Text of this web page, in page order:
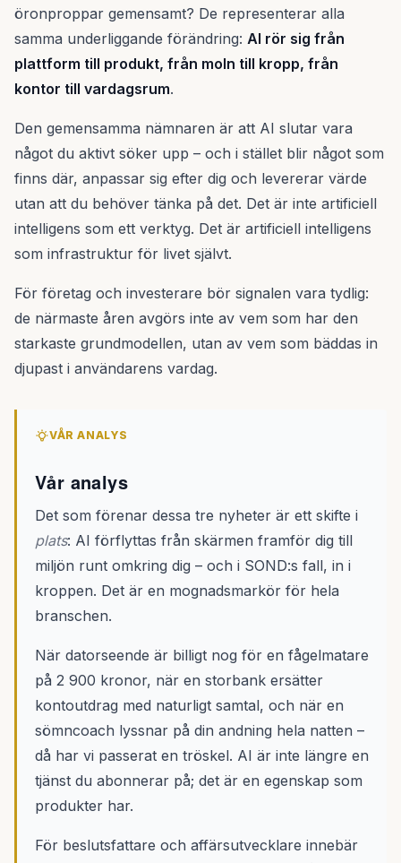
öronproppar gemensamt? De representerar alla
samma underliggande förändring: AI rör sig från
plattform till produkt, från moln till kropp, från
kontor till vardagsrum.
Den gemensamma nämnaren är att AI slutar vara
något du aktivt söker upp – och i stället blir något som
finns där, anpassar sig efter dig och levererar värde
utan att du behöver tänka på det. Det är inte artificiell
intelligens som ett verktyg. Det är artificiell intelligens
som infrastruktur för livet självt.
För företag och investerare bör signalen vara tydlig:
de närmaste åren avgörs inte av vem som har den
starkaste grundmodellen, utan av vem som bäddas in
djupast i användarens vardag.
VÅR ANALYS
Vår analys
Det som förenar dessa tre nyheter är ett skifte i
plats: AI förflyttas från skärmen framför dig till
miljön runt omkring dig – och i SOND:s fall, in i
kroppen. Det är en mognadsmarkör för hela
branschen.
När datorseende är billigt nog för en fågelmatare
på 2 900 kronor, när en storbank ersätter
kontoutdrag med naturligt samtal, och när en
sömncoach lyssnar på din andning hela natten –
då har vi passerat en tröskel. AI är inte längre en
tjänst du abonnerar på; det är en egenskap som
produkter har.
För beslutsfattare och affärsutvecklare innebär